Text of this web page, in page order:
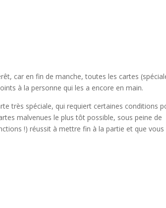
car en fin de manche, toutes les cartes
à la personne qui les a encore en main.
très spéciale, qui requiert certaines conditions
malvenues le plus tôt possible, sous peine de
!) réussit à mettre fin à la partie et que vous